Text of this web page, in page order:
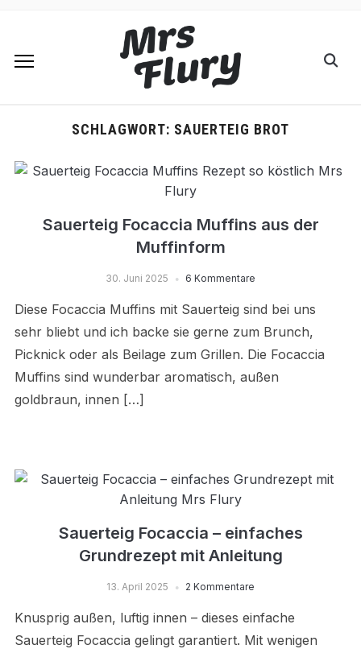
SCHLAGWORT: SAUERTEIG BROT
Sauerteig Focaccia Muffins aus der
Muffinform
30. Juni 2025 6 Kommentare
Diese Focaccia Muffins mit Sauerteig sind bei uns
sehr bliebt und ich backe sie gerne zum Brunch,
Picknick oder als Beilage zum Grillen. Die Focaccia
Muffins sind wunderbar aromatisch, außen
goldbraun, innen […]
Sauerteig Focaccia – einfaches
Grundrezept mit Anleitung
13. April 2025 2 Kommentare
Knusprig außen, luftig innen – dieses einfache
Sauerteig Focaccia gelingt garantiert. Mit wenigen